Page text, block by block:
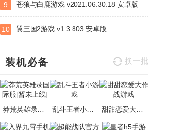
9 苍狼与白鹿游戏 v2021.06.30.18 安卓版
10 翼三国2游戏 v1.3.803 安卓版
装机必备 换一批
乱斗王者小游戏 甜甜恋爱大作战游戏